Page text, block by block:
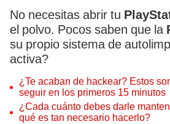
No necesitas abrir tu
el polvo. Pocos saben que la
su propio sistema de
activa?
¿Te acaban de hackear? Estos
seguir en los primeros 15 minutos
¿Cada cuánto debes darle
qué es tan necesario hacerlo?